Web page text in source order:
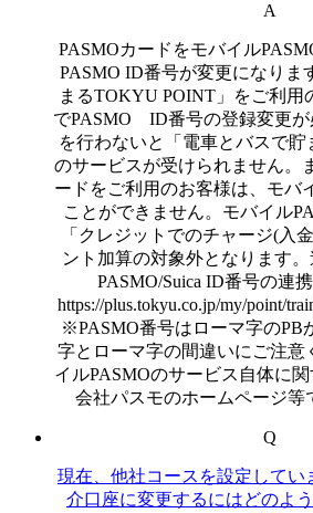
A
PASMOカードをモバイル
PASMO ID番号が変更になりま
まるTOKYU POINT」をご利用
でPASMO ID番号の登録変更が
を行わないと「電車とバスで貯
のサービスが受けられません。
ードをご利用のお客様は、モバ
ことができません。モバイル
「クレジットでのチャージ(入
ント加算の対象外となります。
PASMO/Suica ID番号の連
https://plus.tokyu.co.jp/my/point/
※PASMO番号はローマ字のPB
字とローマ字の間違いにご注意
イルPASMOのサービス自体に
会社パスモのホームページ等
Q
現在、他社コースを設定してい
介口座に変更するにはどのよ